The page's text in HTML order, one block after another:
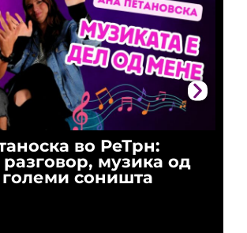
во РеТрн:
музика од
соништа